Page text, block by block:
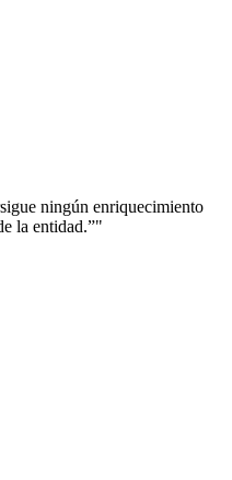
ningún enriquecimiento
la entidad.”"